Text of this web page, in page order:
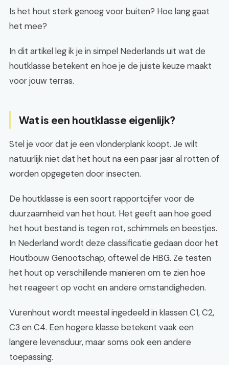
Is het hout sterk genoeg voor buiten? Hoe lang gaat
het mee?
In dit artikel leg ik je in simpel Nederlands uit wat de
houtklasse betekent en hoe je de juiste keuze maakt
voor jouw terras.
Wat is een houtklasse eigenlijk?
Stel je voor dat je een vlonderplank koopt. Je wilt
natuurlijk niet dat het hout na een paar jaar al rotten of
worden opgegeten door insecten.
De houtklasse is een soort rapportcijfer voor de
duurzaamheid van het hout. Het geeft aan hoe goed
het hout bestand is tegen rot, schimmels en beestjes.
In Nederland wordt deze classificatie gedaan door het
Houtbouw Genootschap, oftewel de HBG. Ze testen
het hout op verschillende manieren om te zien hoe
het reageert op vocht en andere omstandigheden.
Vurenhout wordt meestal ingedeeld in klassen C1, C2,
C3 en C4. Een hogere klasse betekent vaak een
langere levensduur, maar soms ook een andere
toepassing.